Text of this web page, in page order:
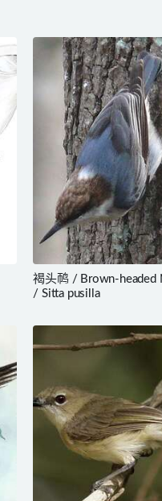
褐头䴓 / Brown-headed
/ Sitta pusilla